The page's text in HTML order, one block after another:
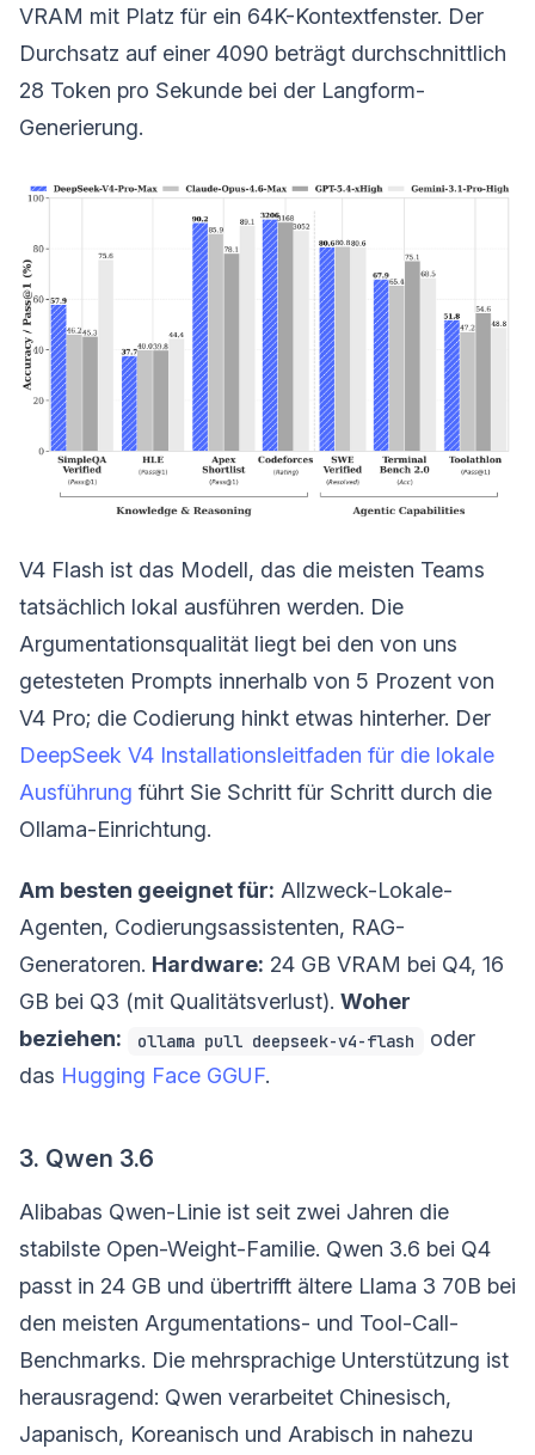
VRAM mit Platz für ein 64K-Kontextfenster. Der
Durchsatz auf einer 4090 beträgt durchschnittlich
28 Token pro Sekunde bei der Langform-
Generierung.
V4 Flash ist das Modell, das die meisten Teams
tatsächlich lokal ausführen werden. Die
Argumentationsqualität liegt bei den von uns
getesteten Prompts innerhalb von 5 Prozent von
V4 Pro; die Codierung hinkt etwas hinterher. Der
DeepSeek V4 Installationsleitfaden für die lokale
Ausführung führt Sie Schritt für Schritt durch die
Ollama-Einrichtung.
Am besten geeignet für: Allzweck-Lokale-
Agenten, Codierungsassistenten, RAG-
Generatoren. Hardware: 24 GB VRAM bei Q4, 16
GB bei Q3 (mit Qualitätsverlust). Woher
beziehen:
ollama pull deepseek-v4-flash
oder
das Hugging Face GGUF.
3. Qwen 3.6
Alibabas Qwen-Linie ist seit zwei Jahren die
stabilste Open-Weight-Familie. Qwen 3.6 bei Q4
passt in 24 GB und übertrifft ältere Llama 3 70B bei
den meisten Argumentations- und Tool-Call-
Benchmarks. Die mehrsprachige Unterstützung ist
herausragend: Qwen verarbeitet Chinesisch,
Japanisch, Koreanisch und Arabisch in nahezu